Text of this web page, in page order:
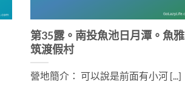
第35露。南投魚池日月潭。魚雅
筑渡假村
營地簡介： 可以說是前面有小河 [...]